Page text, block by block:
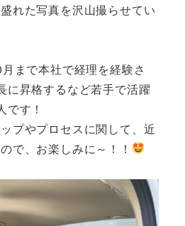
れた写真を沢山撮らせてい
まで本社で経理を経験さ
に昇格するなど若手で活躍
です！
プやプロセスに関して、近
で、お楽しみに～！！